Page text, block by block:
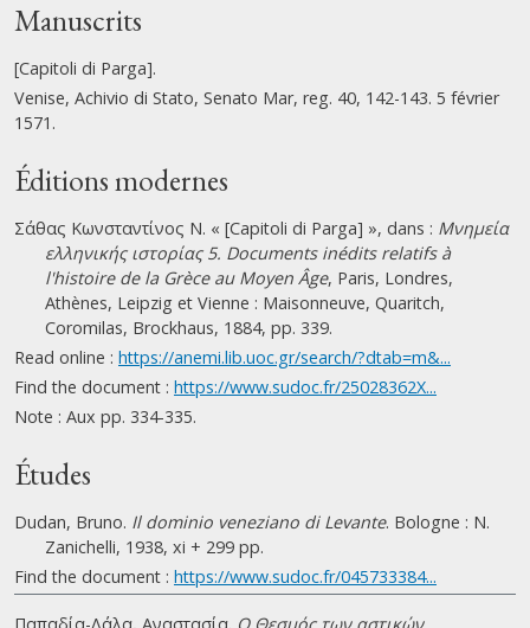
Manuscrits
[Capitoli di Parga].
Venise, Achivio di Stato, Senato Mar, reg. 40, 142-143. 5 février
1571.
Éditions modernes
Σάθας Κωνσταντίνος Ν. « [Capitoli di Parga] », dans : Μνημεία
ελληνικής ιστορίας 5. Documents inédits relatifs à
l'histoire de la Grèce au Moyen Âge, Paris, Londres,
Athènes, Leipzig et Vienne : Maisonneuve, Quaritch,
Coromilas, Brockhaus, 1884, pp. 339.
Read online : https://anemi.lib.uoc.gr/search/?dtab=m&...
Find the document : https://www.sudoc.fr/25028362X...
Note : Aux pp. 334-335.
Études
Dudan, Bruno. Il dominio veneziano di Levante. Bologne : N.
Zanichelli, 1938, xi + 299 pp.
Find the document : https://www.sudoc.fr/045733384...